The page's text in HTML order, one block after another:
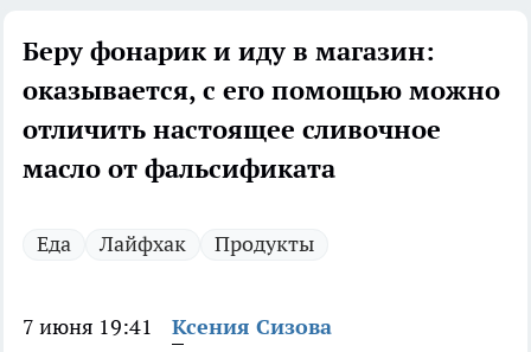
Беру фонарик и иду в магазин:
оказывается, с его помощью можно
отличить настоящее сливочное
масло от фальсификата
Еда Лайфхак Продукты
7 июня 19:41 Ксения Сизова